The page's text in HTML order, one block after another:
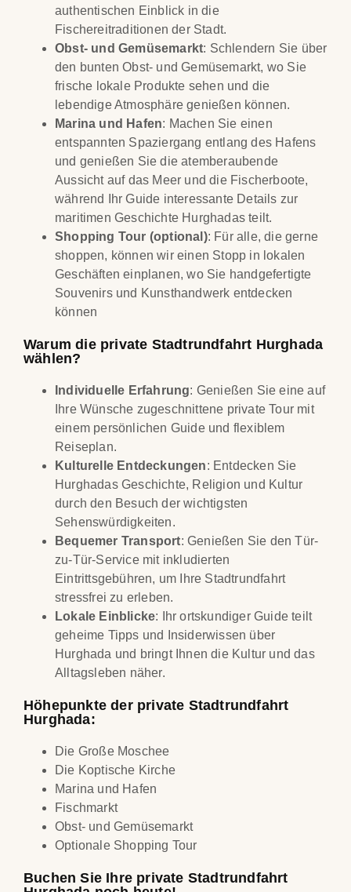
authentischen Einblick in die
Fischereitraditionen der Stadt.
Obst- und Gemüsemarkt: Schlendern Sie über
den bunten Obst- und Gemüsemarkt, wo Sie
frische lokale Produkte sehen und die
lebendige Atmosphäre genießen können.
Marina und Hafen: Machen Sie einen
entspannten Spaziergang entlang des Hafens
und genießen Sie die atemberaubende
Aussicht auf das Meer und die Fischerboote,
während Ihr Guide interessante Details zur
maritimen Geschichte Hurghadas teilt.
Shopping Tour (optional): Für alle, die gerne
shoppen, können wir einen Stopp in lokalen
Geschäften einplanen, wo Sie handgefertigte
Souvenirs und Kunsthandwerk entdecken
können
Warum die private Stadtrundfahrt Hurghada
wählen?
Individuelle Erfahrung: Genießen Sie eine auf
Ihre Wünsche zugeschnittene private Tour mit
einem persönlichen Guide und flexiblem
Reiseplan.
Kulturelle Entdeckungen: Entdecken Sie
Hurghadas Geschichte, Religion und Kultur
durch den Besuch der wichtigsten
Sehenswürdigkeiten.
Bequemer Transport: Genießen Sie den Tür-
zu-Tür-Service mit inkludierten
Eintrittsgebühren, um Ihre Stadtrundfahrt
stressfrei zu erleben.
Lokale Einblicke: Ihr ortskundiger Guide teilt
geheime Tipps und Insiderwissen über
Hurghada und bringt Ihnen die Kultur und das
Alltagsleben näher.
Höhepunkte der private Stadtrundfahrt
Hurghada:
Die Große Moschee
Die Koptische Kirche
Marina und Hafen
Fischmarkt
Obst- und Gemüsemarkt
Optionale Shopping Tour
Buchen Sie Ihre private Stadtrundfahrt